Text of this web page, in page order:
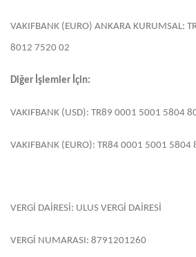
VAKIFBANK (EURO) ANKARA KURUMSAL:
8012 7520 02
Diğer İşlemler İçin:
VAKIFBANK (USD): TR89 0001 5001 5804
VAKIFBANK (EURO): TR84 0001 5001
VERGİ DAİRESİ: ULUS VERGİ DAİRESİ
VERGİ NUMARASI: 8791201260